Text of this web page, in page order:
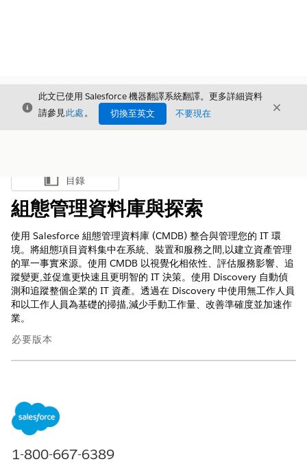
結束
此文已使用 Salesforce 機器翻譯系統翻譯。更多詳細資料
請參見此處。 切換至英文 不要現在 結束
顯示目錄
目錄
組態管理資料庫與探索
使用 Salesforce 組態管理資料庫 (CMDB) 整合與管理您的 IT 環
境。將組態項目資料集中在系統、裝置和服務之間,以建立資產管理
的單一事實來源。使用 CMDB 以視覺化相依性、評估服務影響、追
蹤變更,並促進更快速且更明智的 IT 決策。使用 Discovery 自動偵
測和追蹤整個企業的 IT 資產。透過在 Discovery 中使用無工作人員
和以工作人員為基礎的掃描,減少手動工作量、改善準確度並加速作
業。
必要版本
Performance
CMDB 與 Discovery 如何共同改善資產管理
瞭解組態管理資料庫 (CMDB) 與 Discovery 如何整合,以自動化
1-800-667-6389